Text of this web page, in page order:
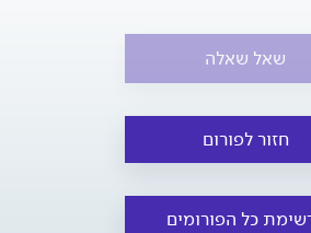
שאל שאלה
חזור לפורום
כל הפורומים